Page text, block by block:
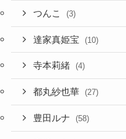
つんこ (3)
達家真姫宝 (10)
寺本莉緒 (4)
都丸紗也華 (27)
豊田ルナ (58)